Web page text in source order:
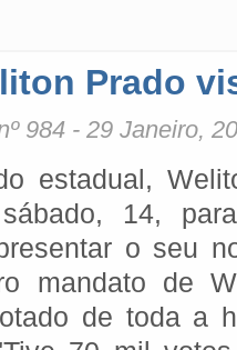
Prado
984 - 29 Janeiro,
estadual,
14,
o seu
mandato de
de toda a